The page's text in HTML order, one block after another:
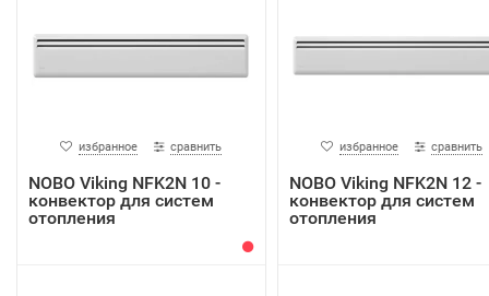
избранное сравнить
NOBO Viking NFK2N 10 -
конвектор для систем
отопления
избранное сравнить
NOBO Viking NFK2N 12 -
конвектор для систем
отопления